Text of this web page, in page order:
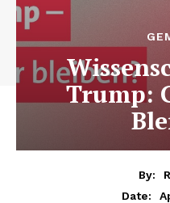
Trump:
By:
Date: